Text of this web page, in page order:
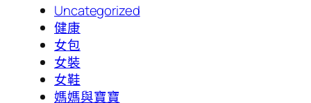
Uncategorized
健康
女包
女裝
女鞋
媽媽與寶寶